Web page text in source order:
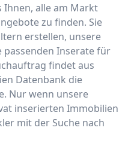
alle am Markt
zu finden. Sie
erstellen, unsere
Inserate für
findet aus
Datenbank die
Nur wenn unsere
inserierten Immobilien
mit der Suche nach